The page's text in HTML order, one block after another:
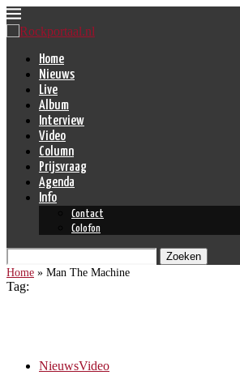
Home
Nieuws
Live
Album
Interview
Video
Column
Prijsvraag
Agenda
Info
Contact
Colofon
Zoeken
Home » Man The Machine
Tag:
NieuwsVideo